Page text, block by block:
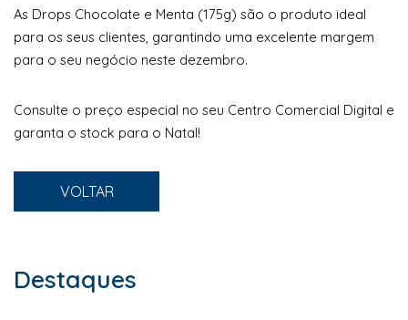
As Drops Chocolate e Menta (175g) são o produto ideal
para os seus clientes, garantindo uma excelente margem
para o seu negócio neste dezembro.
Consulte o preço especial no seu Centro Comercial Digital e
garanta o stock para o Natal!
VOLTAR
Destaques